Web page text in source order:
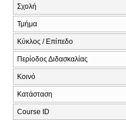
Σχολή
Τμήμα
Κύκλος / Επίπεδο
Περίοδος Διδασκαλίας
Κοινό
Κατάσταση
Course ID